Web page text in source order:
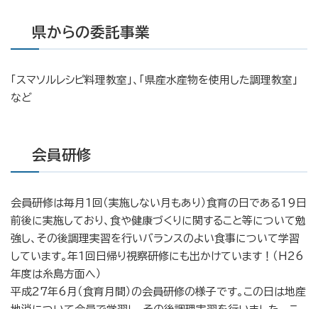
県からの委託事業
「スマソルレシピ料理教室」、「県産水産物を使用した調理教室」
など
会員研修
会員研修は毎月1回（実施しない月もあり）食育の日である19日
前後に実施しており、食や健康づくりに関すること等について勉
強し、その後調理実習を行いバランスのよい食事について学習
しています。年1回日帰り視察研修にも出かけています！（H26
年度は糸島方面へ）
平成27年6月（食育月間）の会員研修の様子です。この日は地産